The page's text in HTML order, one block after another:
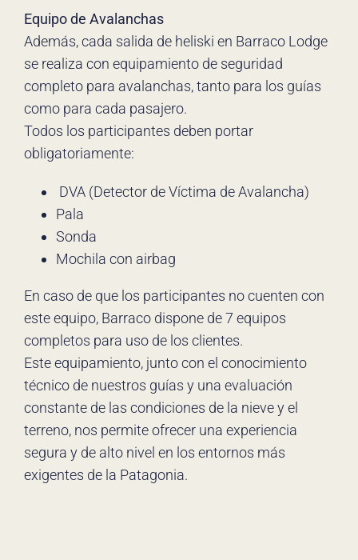
Equipo de Avalanchas
Además, cada salida de heliski en Barraco Lodge
se realiza con equipamiento de seguridad
completo para avalanchas, tanto para los guías
como para cada pasajero.
Todos los participantes deben portar
obligatoriamente:
DVA (Detector de Víctima de Avalancha)
Pala
Sonda
Mochila con airbag
En caso de que los participantes no cuenten con
este equipo, Barraco dispone de 7 equipos
completos para uso de los clientes.
Este equipamiento, junto con el conocimiento
técnico de nuestros guías y una evaluación
constante de las condiciones de la nieve y el
terreno, nos permite ofrecer una experiencia
segura y de alto nivel en los entornos más
exigentes de la Patagonia.